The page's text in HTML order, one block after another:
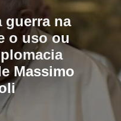
guerra na
o uso ou
Massimo